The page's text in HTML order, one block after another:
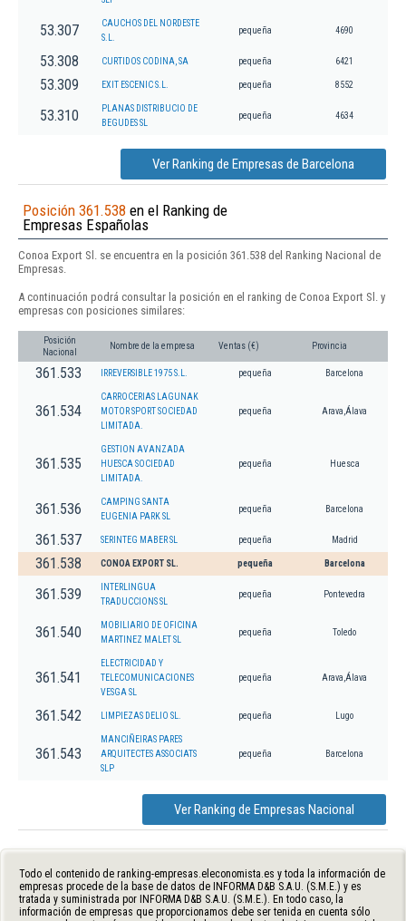
53.307
CAUCHOS DEL NORDESTE
S.L.
pequeña 4690
53.308 CURTIDOS CODINA, SA pequeña 6421
53.309 EXIT ESCENIC S.L. pequeña 8552
53.310
PLANAS DISTRIBUCIO DE
BEGUDES SL
pequeña 4634
Ver Ranking de Empresas de Barcelona
Posición 361.538 en el Ranking de
Empresas Españolas
Conoa Export Sl. se encuentra en la posición 361.538 del Ranking Nacional de
Empresas.
A continuación podrá consultar la posición en el ranking de Conoa Export Sl. y
empresas con posiciones similares:
Posición
Nacional
Nombre de la empresa Ventas (€) Provincia
361.533 IRREVERSIBLE 1975 S.L. pequeña Barcelona
361.534
CARROCERIAS LAGUNAK
MOTOR SPORT SOCIEDAD
LIMITADA.
pequeña Arava,Álava
361.535
GESTION AVANZADA
HUESCA SOCIEDAD
LIMITADA.
pequeña Huesca
361.536
CAMPING SANTA
EUGENIA PARK SL
pequeña Barcelona
361.537 SERINTEG MABER SL pequeña Madrid
361.538 CONOA EXPORT SL. pequeña Barcelona
361.539
INTERLINGUA
TRADUCCIONS SL
pequeña Pontevedra
361.540
MOBILIARIO DE OFICINA
MARTINEZ MALET SL
pequeña Toledo
361.541
ELECTRICIDAD Y
TELECOMUNICACIONES
VESGA SL
pequeña Arava,Álava
361.542 LIMPIEZAS DELIO SL. pequeña Lugo
361.543
MANCIÑEIRAS PARES
ARQUITECTES ASSOCIATS
SLP
pequeña Barcelona
Ver Ranking de Empresas Nacional
Todo el contenido de ranking-empresas.eleconomista.es y toda la información de
empresas procede de la base de datos de INFORMA D&B S.A.U. (S.M.E.) y es
tratada y suministrada por INFORMA D&B S.A.U. (S.M.E.). En todo caso, la
información de empresas que proporcionamos debe ser tenida en cuenta sólo